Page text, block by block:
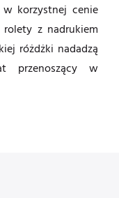
korzystnej cenie
z nadrukiem
różdżki nadadzą
przenoszący w